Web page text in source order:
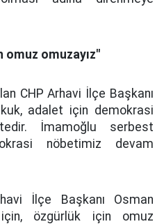
omuzayız"
CHP Arhavi İlçe Başkanı
adalet için demokrasi
İmamoğlu serbest
nöbetimiz devam
İlçe Başkanı Osman
özgürlük için omuz